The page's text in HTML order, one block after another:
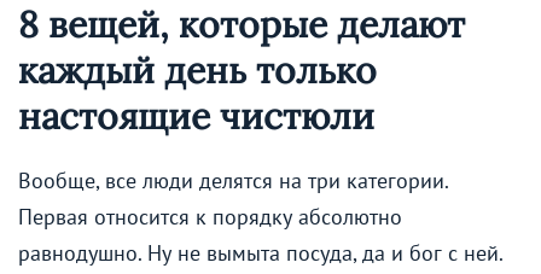
8 вещей, которые делают
каждый день только
настоящие чистюли
Вообще, все люди делятся на три категории.
Первая относится к порядку абсолютно
равнодушно. Ну не вымыта посуда, да и бог с ней.